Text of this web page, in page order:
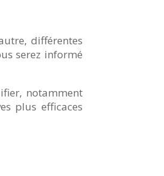
différentes
serez informé
notamment
plus efficaces